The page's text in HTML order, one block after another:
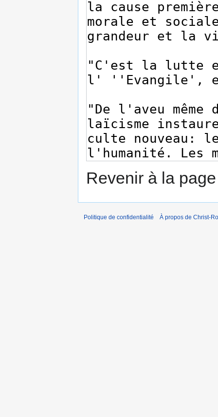
Revenir à la
Politique de confidentialité À propos de Christ-